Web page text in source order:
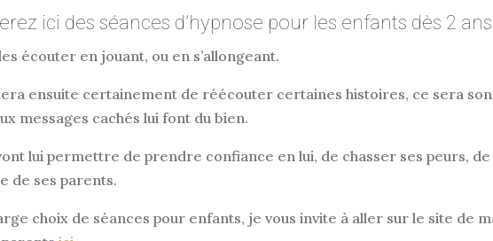
ici des séances d’hypnose pour les enfants dès 2
écouter en jouant, ou en s’allongeant.
ensuite certainement de réécouter certaines histoires, ce sera
messages cachés lui font du bien.
lui permettre de prendre confiance en lui, de chasser ses peurs,
de ses parents.
choix de séances pour enfants, je vous invite à aller sur le site de